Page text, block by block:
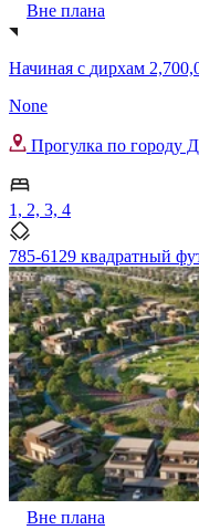
Вне плана
Начиная с дирхам
None
Прогулка по городу
1, 2, 3, 4
785-6129 квадратный
Вне плана